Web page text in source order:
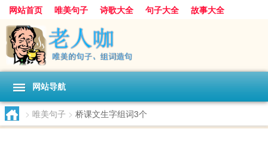
网站首页 唯美句子 诗歌大全 句子大全
故事大全
人生感悟
其他美文 美文欣赏
感人故事
句子分类
网站导航
> 唯美句子 > 桥课文生字组词3个